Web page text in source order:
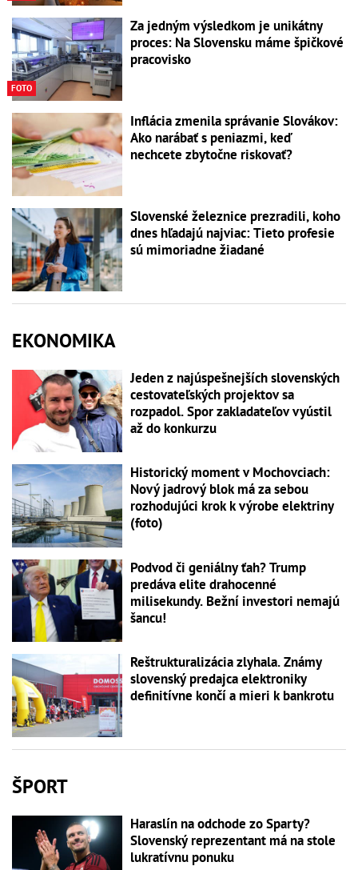
FOTO
Za jedným výsledkom je unikátny
proces: Na Slovensku máme špičkové
pracovisko
Inflácia zmenila správanie Slovákov:
Ako narábať s peniazmi, keď
nechcete zbytočne riskovať?
Slovenské železnice prezradili, koho
dnes hľadajú najviac: Tieto profesie
sú mimoriadne žiadané
EKONOMIKA
Jeden z najúspešnejších slovenských
cestovateľských projektov sa
rozpadol. Spor zakladateľov vyústil
až do konkurzu
Historický moment v Mochovciach:
Nový jadrový blok má za sebou
rozhodujúci krok k výrobe elektriny
(foto)
Podvod či geniálny ťah? Trump
predáva elite drahocenné
milisekundy. Bežní investori nemajú
šancu!
Reštrukturalizácia zlyhala. Známy
slovenský predajca elektroniky
definitívne končí a mieri k bankrotu
ŠPORT
Haraslín na odchode zo Sparty?
Slovenský reprezentant má na stole
lukratívnu ponuku